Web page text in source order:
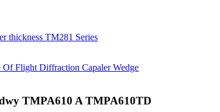
TMPA610 A TMPA610TD